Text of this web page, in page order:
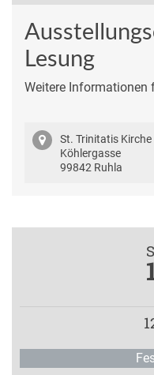
Lesung
Weitere Informationen
St. Trinitatis Kirche
Köhlergasse
99842 Ruhla